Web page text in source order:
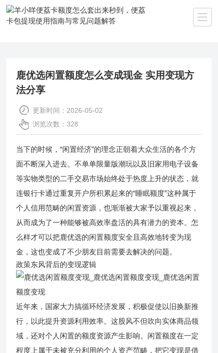
当前位置：
鹿优选闲置额度怎么变成现金 实用变现方
法分享
更新时间：2026-05-02
浏览次数：328
当下的时候，“闲置经济”的理念正朝着大众生活的各个方
面不断深入进去。不单单限量版潮玩以及旧家用电子设备
等实物类型的二手交易市场始终处于热度上升的状态，就
连银行卡通过重复开户所积累起来的“睡眠额度”这种属于
个人信用范畴的闲置资源，也渐渐被大家予以重视起来，
从而成为了一种能够被高效率盘活的具有潜力的资本。怎
么样才可以把鹿优选的闲置额度安全且高效地转变为现
金，这也变成了不少朋友目前需要去解决的问题。
政策东风背后的变现逻辑
近年来，国家大力搞循环经济发展，积极促使以旧换新推
行，以此提升资源利用效率。这股风不但吹向实体商品领
域，还对个人闲置的额度资源产生影响。闲置额度在一定
程度上属于未被充分利用的个人资产范畴，把它变现是借